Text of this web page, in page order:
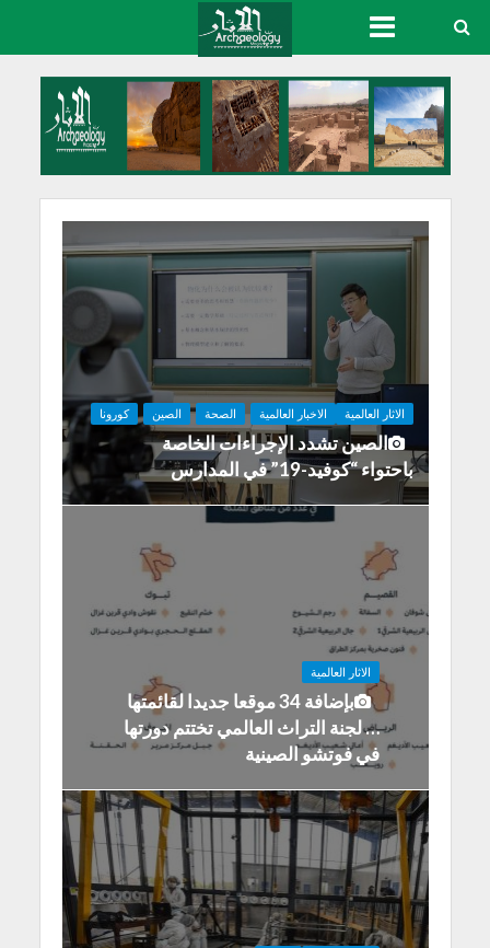
الاثار العالمية الاخبار العالمية الصحة الصين كورونا
الصين تشدد الإجراءات الخاصة
باحتواء “كوفيد-19” في المدارس
الاثار العالمية
بإضافة 34 موقعا جديدا لقائمتها
… لجنة التراث العالمي تختتم دورتها
في فوتشو الصينية